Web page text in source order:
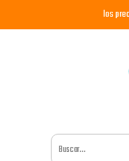
los